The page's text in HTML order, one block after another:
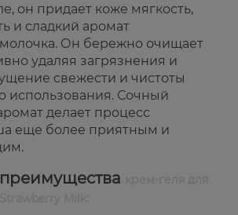
он придает коже мягкость,
и сладкий аромат
Он бережно очищает
удаляя загрязнения и
свежести и чистоты
использования. Сочный
делает процесс
еще более приятным и